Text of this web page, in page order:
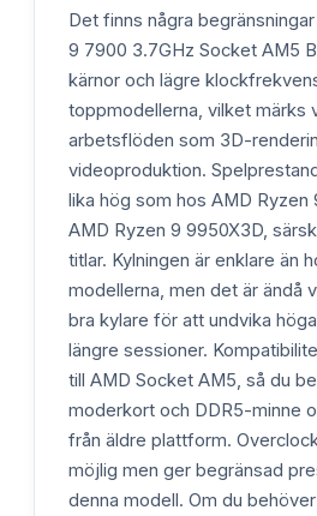
Det finns några
9 7900 3.7GHz Socket AM5
kärnor och lägre
toppmodellerna, vilket märks
arbetsflöden som 3D-
videoproduktion.
lika hög som hos AMD Ryzen
AMD Ryzen 9 9950X3D,
titlar. Kylningen är enklare än
modellerna, men det är ändå
bra kylare för att undvika
längre sessioner.
till AMD Socket AM5, så du
moderkort och DDR5-minne
från äldre plattform.
möjlig men ger begränsad
denna modell. Om du